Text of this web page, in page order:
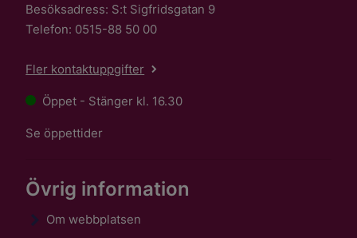
Besöksadress: S:t Sigfridsgatan 9
Telefon: 0515-88 50 00
Fler kontaktuppgifter
Öppet - Stänger kl. 16.30
Se öppettider
Övrig information
Om webbplatsen